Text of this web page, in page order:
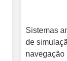
Sistemas
de
navegação